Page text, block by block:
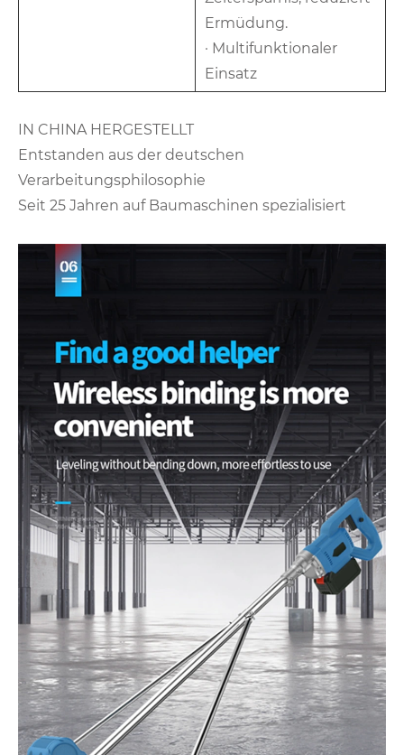
Ermüdung.
· Multifunktionaler
Einsatz
IN CHINA HERGESTELLT
Entstanden aus der deutschen
Verarbeitungsphilosophie
Seit 25 Jahren auf Baumaschinen spezialisiert